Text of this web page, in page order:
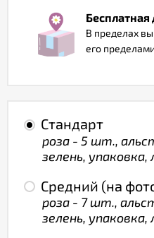
Бесплатная
В пределах
его
Стандарт
роза - 5 шт.,
зелень,
Средний (на
роза - 7 шт.,
зелень,